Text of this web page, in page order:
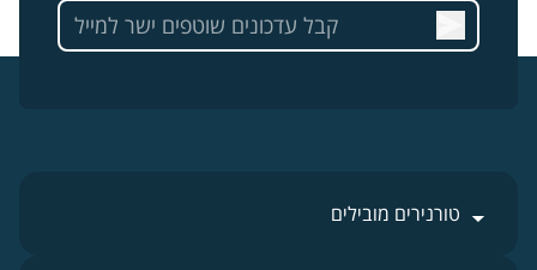
טורנירים מובילים